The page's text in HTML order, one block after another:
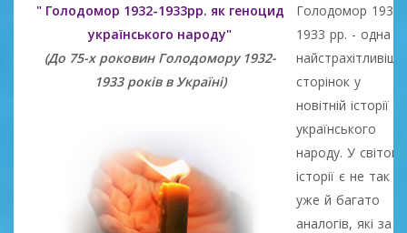
" Голодомор 1932-1933рр. як геноцид
українського народу"
(До 75-х роковин Голодомору 1932-
1933 років в Україні)
Голодомор 1932-
1933 рр. - одна з
сторінок у
новітній історії
українського
народу. У
історії є не так
уже й багато
аналогів, які за